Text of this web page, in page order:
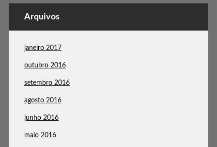
Arquivos
janeiro 2017
outubro 2016
setembro 2016
agosto 2016
junho 2016
maio 2016